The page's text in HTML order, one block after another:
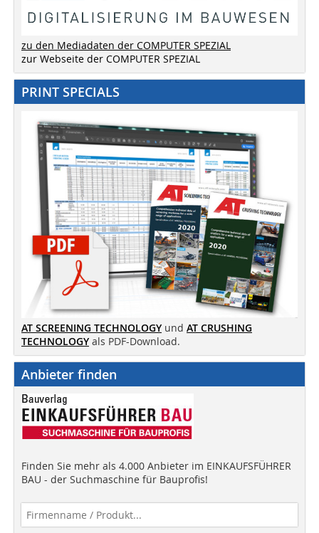
zu den Mediadaten der COMPUTER SPEZIAL
zur Webseite der COMPUTER SPEZIAL
PRINT SPECIALS
AT SCREENING TECHNOLOGY und AT CRUSHING
TECHNOLOGY als PDF-Download.
Anbieter finden
Finden Sie mehr als 4.000 Anbieter im EINKAUFSFÜHRER
BAU - der Suchmaschine für Bauprofis!